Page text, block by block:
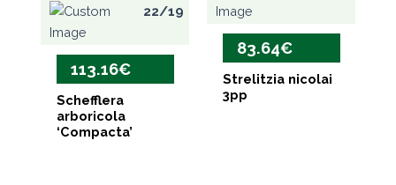
22/19
113.16€
Schefflera
arboricola
‘Compacta’
83.64€
Strelitzia nicolai
3pp